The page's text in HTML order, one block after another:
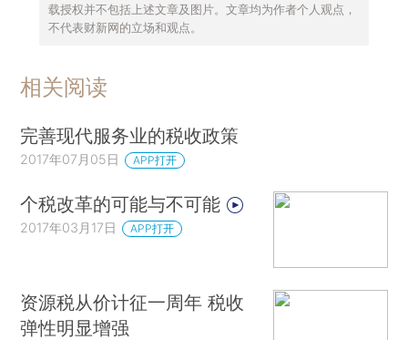
载授权并不包括上述文章及图片。文章均为作者个人观点，
不代表财新网的立场和观点。
相关阅读
完善现代服务业的税收政策
2017年07月05日 APP打开
个税改革的可能与不可能
2017年03月17日 APP打开
资源税从价计征一周年 税收
弹性明显增强